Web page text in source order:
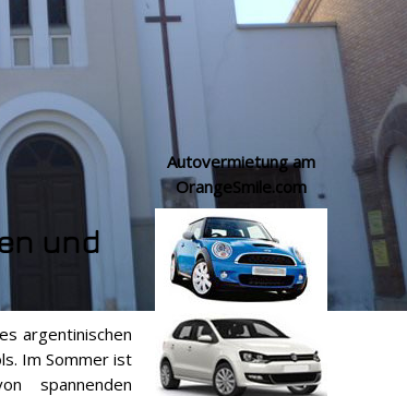
und
argentinischen
Im Sommer ist
spannenden
Autovermietung am
OrangeSmile.com